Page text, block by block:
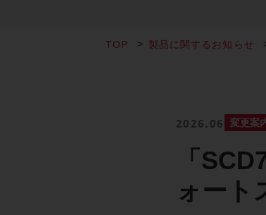
TOP 製品に関するお知らせ
2026.06 変更案
「
ォート